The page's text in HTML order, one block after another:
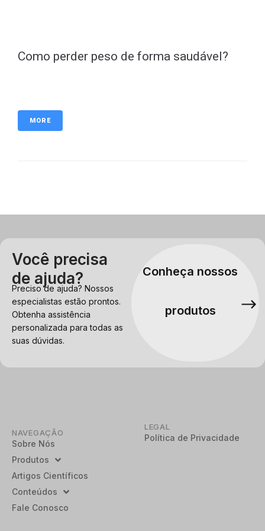
Como perder peso de forma saudável?
MORE
Você precisa
de ajuda?
Preciso de ajuda? Nossos
especialistas estão prontos.
Obtenha assistência
personalizada para todas as
suas dúvidas.
Conheça nossos
produtos
NAVEGAÇÃO
Sobre Nós
Produtos
Artigos Científicos
Conteúdos
Fale Conosco
LEGAL
Política de Privacidade